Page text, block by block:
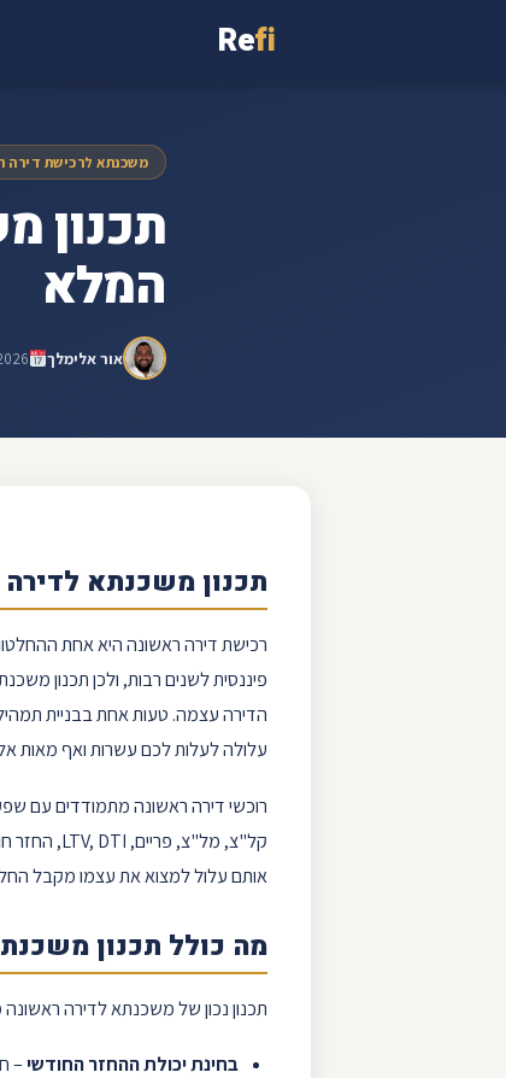
Refi
משכנתא לרכישת דירה
תכנון
המלא
אור אלימלך
תכנון משכנתא לדירה
רכישתדירה ראשונההיא אחת
פיננסית לשנים רבות, ולכן תכנון
הדירה עצמה. טעות אחת בבניית
עלולה לעלות לכם עשרות ואף מאות
רוכשידירה ראשונהמתמודדים עם שפע
קל"צ, מל"צ, פריים,
LTV, DTI
, החזר
אותם עלול למצוא את עצמו מקבל
מה כולל תכנון
תכנון נכון של משכנתא לדירה
בחינת יכולת ההחזר החודשי